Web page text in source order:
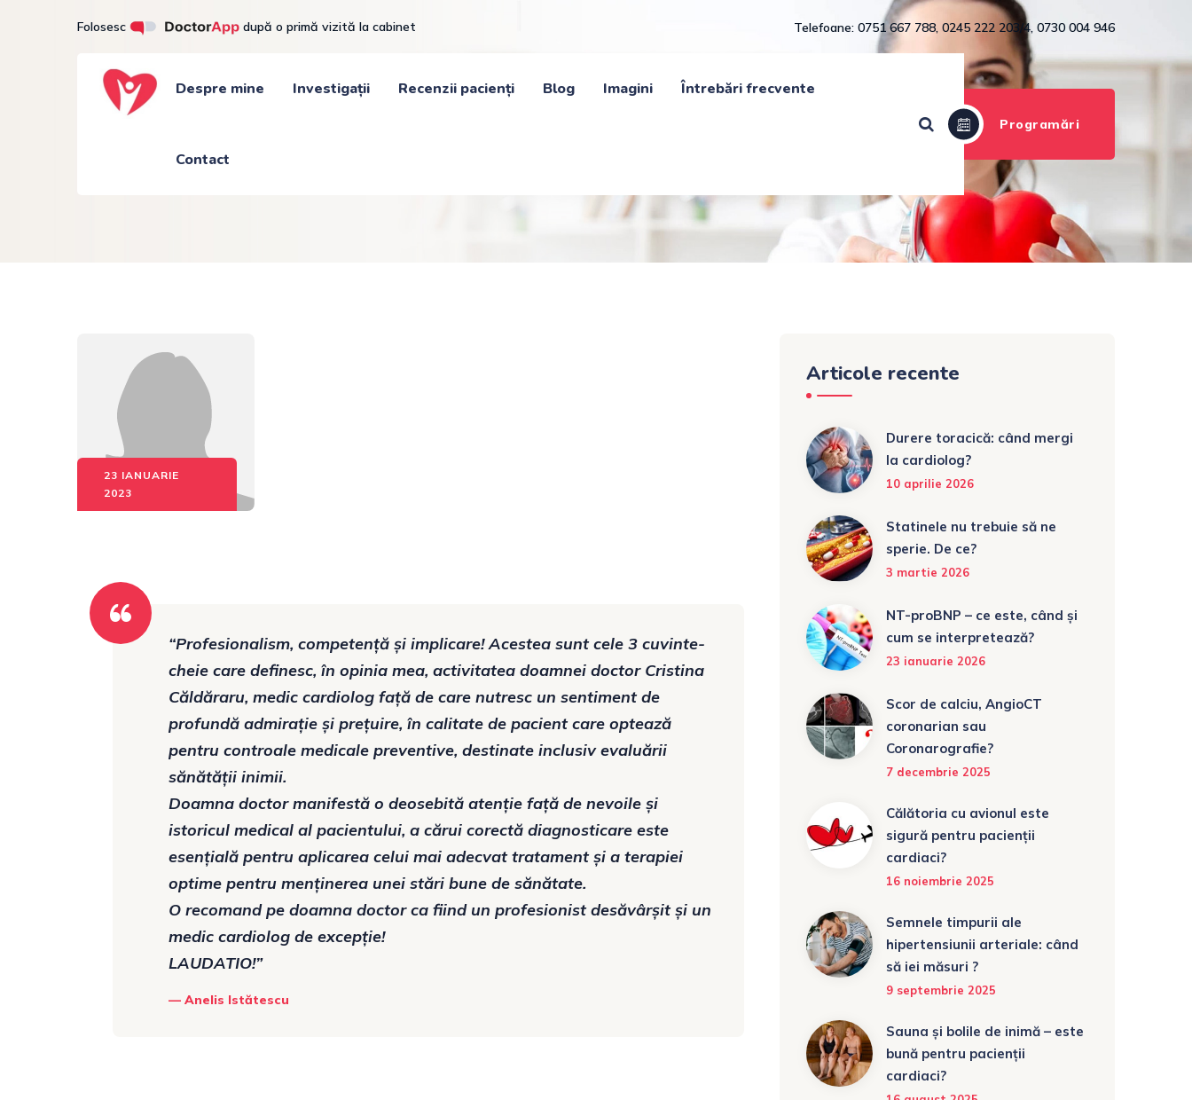
Folosesc după o primă vizită la cabinet Telefoane: 0751 667 788, 0245 222 203/4, 0730 004 946
Despre mine Investigații Recenzii pacienți Blog Imagini Întrebări frecvente
Contact
Programări
Anelis Istrătescu
23 IANUARIE
2023
“Profesionalism, competență și implicare! Acestea sunt cele 3 cuvinte-
cheie care definesc, în opinia mea, activitatea doamnei doctor Cristina
Căldăraru, medic cardiolog față de care nutresc un sentiment de
profundă admirație și prețuire, în calitate de pacient care optează
pentru controale medicale preventive, destinate inclusiv evaluării
sănătății inimii.
Doamna doctor manifestă o deosebită atenție față de nevoile și
istoricul medical al pacientului, a cărui corectă diagnosticare este
esențială pentru aplicarea celui mai adecvat tratament și a terapiei
optime pentru menținerea unei stări bune de sănătate.
O recomand pe doamna doctor ca fiind un profesionist desăvârșit și un
medic cardiolog de excepție!
LAUDATIO!”
Anelis Istătescu
Articole recente
Durere toracică: când mergi
la cardiolog?
10 aprilie 2026
Statinele nu trebuie să ne
sperie. De ce?
3 martie 2026
NT-proBNP – ce este, când și
cum se interpretează?
23 ianuarie 2026
Scor de calciu, AngioCT
coronarian sau
Coronarografie?
7 decembrie 2025
Călătoria cu avionul este
sigură pentru pacienții
cardiaci?
16 noiembrie 2025
Semnele timpurii ale
hipertensiunii arteriale: când
să iei măsuri ?
9 septembrie 2025
Sauna și bolile de inimă – este
bună pentru pacienții
cardiaci?